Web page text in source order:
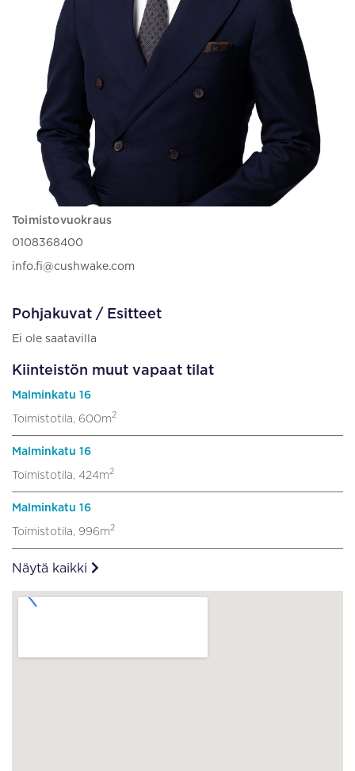
Toimistovuokraus
0108368400
info.fi@cushwake.com
Pohjakuvat / Esitteet
Ei ole saatavilla
Kiinteistön muut vapaat tilat
Malminkatu 16
Toimistotila, 600m2
Malminkatu 16
Toimistotila, 424m2
Malminkatu 16
Toimistotila, 996m2
Näytä kaikki